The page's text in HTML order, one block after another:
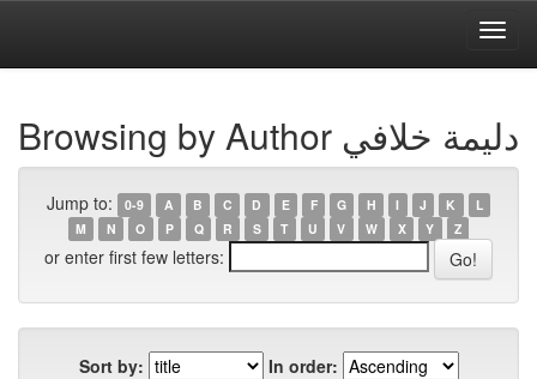
Browsing by Author دليمة خلافي
Jump to: 0-9 A B C D E F G H I J K
L
M
N O P Q R S T U V W X Y Z
or enter first few letters:
Sort by:
In order: